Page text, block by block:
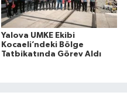
Yalova UMKE Ekibi
Kocaeli’ndeki Bölge
Tatbikatında Görev Aldı